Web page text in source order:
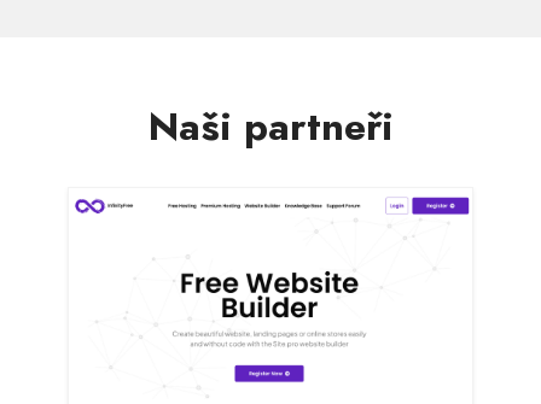
Naši partneři